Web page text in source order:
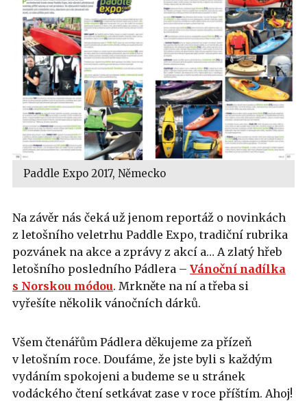
Paddle Expo 2017, Německo
Na závěr nás čeká už jenom reportáž o novinkách
z letošního veletrhu Paddle Expo, tradiční rubrika
pozvánek na akce a zprávy z akcí a… A zlatý hřeb
letošního posledního Pádlera – Vánoční nadílka
s Norskou módou. Mrkněte na ní a třeba si
vyřešíte několik vánočních dárků.
Všem čtenářům Pádlera děkujeme za přízeň
v letošním roce. Doufáme, že jste byli s každým
vydáním spokojeni a budeme se u stránek
vodáckého čtení setkávat zase v roce příštím. Ahoj!